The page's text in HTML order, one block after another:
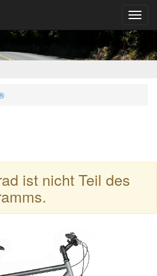
ist nicht Teil des